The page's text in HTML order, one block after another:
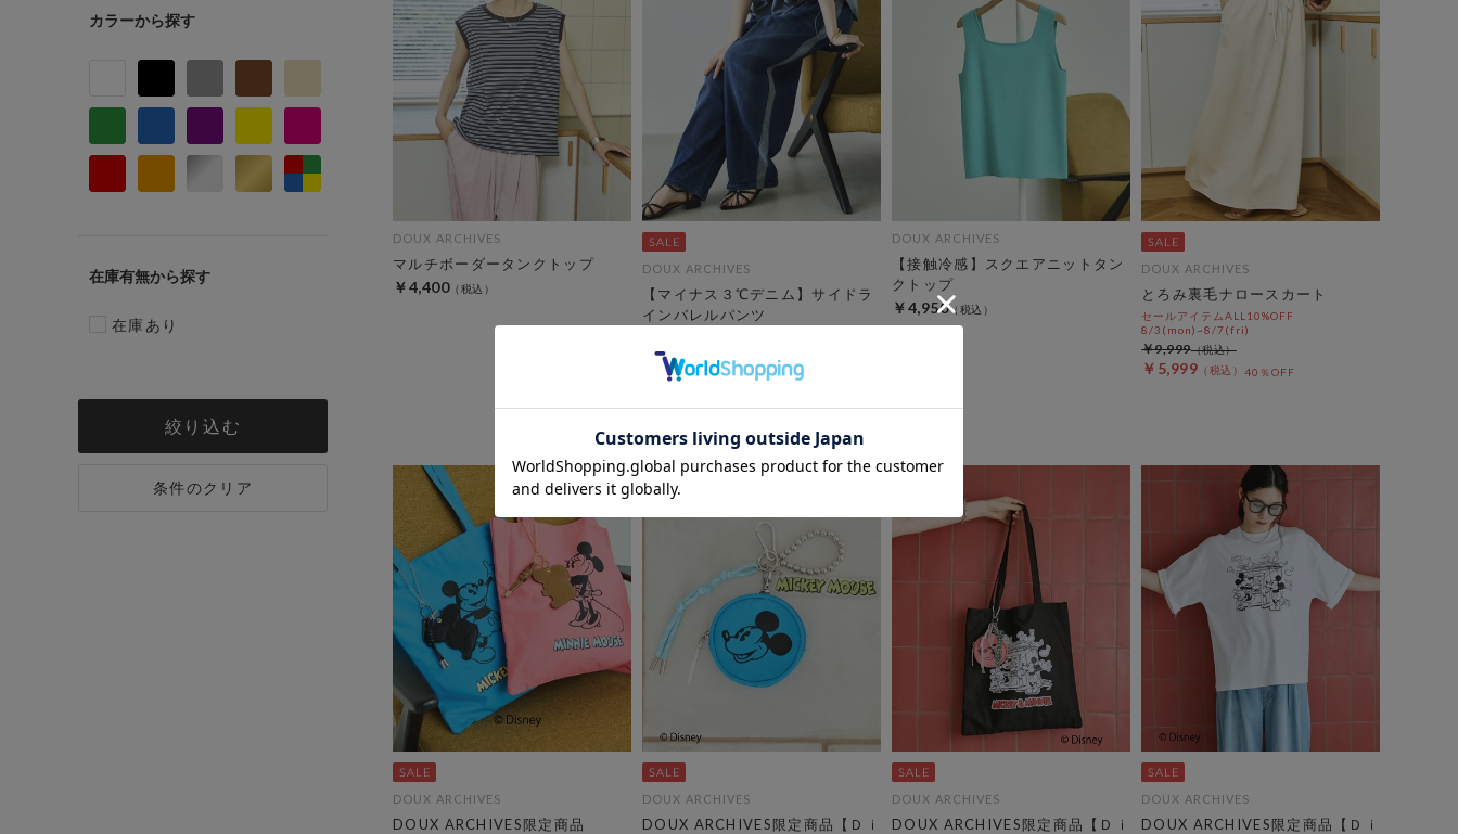
カラー
在庫有無
在庫あり
絞り込む
条件のクリア
DOUX ARCHIVES
マルチボーダータンクトップ
￥4,400
DOUX ARCHIVES
【マイナス３℃デニム】サイドラ
インバレルパンツ
8/3(mon)~8/7(fri)
￥14,960
DOUX ARCHIVES
【接触冷感】スクエアニットタン
クトップ
￥4,950
DOUX ARCHIVES
とろみ裏毛ナロースカート
セールアイテムALL10%OFF
8/3(mon)~8/7(fri)
￥5,999 40％OFF
￥9,999
DOUX ARCHIVES
DOUX ARCHIVES限定商品
DOUX ARCHIVES
DOUX ARCHIVES限定商品【Ｄｉ
DOUX ARCHIVES
DOUX ARCHIVES限定商品【Ｄｉ
DOUX ARCHIVES
DOUX ARCHIVES限定商品【Ｄｉ